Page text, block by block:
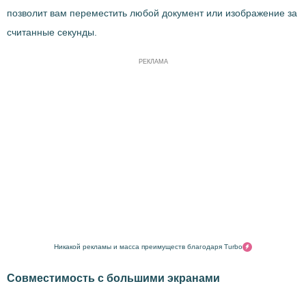
позволит вам переместить любой документ или изображение за
считанные секунды.
РЕКЛАМА
Никакой рекламы и масса преимуществ благодаря Turbo
Совместимость с большими экранами